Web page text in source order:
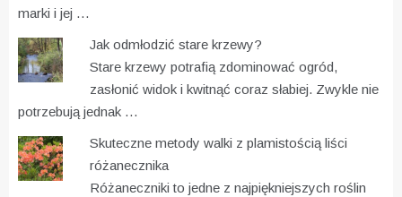
marki i jej …
Jak odmłodzić stare krzewy?
Stare krzewy potrafią zdominować ogród,
zasłonić widok i kwitnąć coraz słabiej. Zwykle nie
potrzebują jednak …
Skuteczne metody walki z plamistością liści
różanecznika
Różaneczniki to jedne z najpiękniejszych roślin